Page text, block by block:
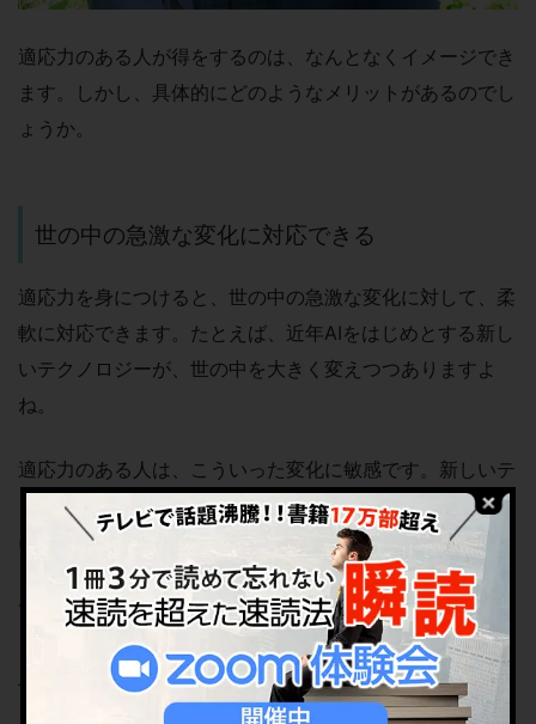
適応力のある人が得をするのは、なんとなくイメージでき
ます。しかし、具体的にどのようなメリットがあるのでし
ょうか。
世の中の急激な変化に対応できる
適応力を身につけると、世の中の急激な変化に対して、柔
軟に対応できます。たとえば、近年AIをはじめとする新し
いテクノロジーが、世の中を大きく変えつつありますよ
ね。
適応力のある人は、こういった変化に敏感です。新しいテ
クノロジーがこれから普及すると確信したら、あとはいか
に活用するかを考えて、誰よりも早く行動に移します。
一方、適応力のない人は、「自分にはよくわからないか
ら」と、現実に向き合おうとしません。ギリギリまで腰を
上げないので、いざ取り組む頃には、適応力のある人と大
きな差をつけられてしまっています。